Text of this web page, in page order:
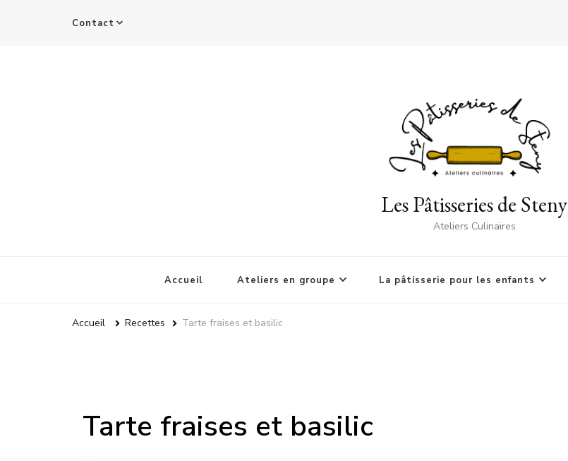
Contact
Les Pâtisseries de Steny
Ateliers Culinaires
Accueil Ateliers en groupe La pâtisserie pour les enfants
Accueil Recettes Tarte fraises et basilic
Tarte fraises et basilic